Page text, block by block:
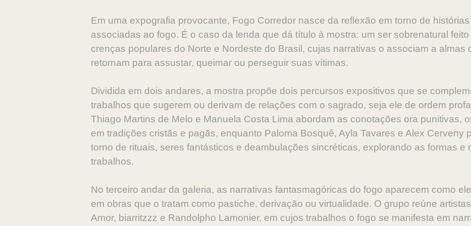
Em uma expografia provocante, Fogo Corredor nasce da reflexão em torno de
associadas ao fogo. É o caso da lenda que dá título à mostra: um ser sobrenatural
crenças populares do Norte e Nordeste do Brasil, cujas narrativas o associam a almas
retornam para assustar, queimar ou perseguir suas vítimas.
Dividida em dois andares, a mostra propõe dois percursos expositivos que se
trabalhos que sugerem ou derivam de relações com o sagrado, seja ele de ordem
Thiago Martins de Melo e Manuela Costa Lima abordam as conotações ora punitivas,
em tradições cristãs e pagãs, enquanto Paloma Bosquê, Ayla Tavares e Alex Cerveny
torno de rituais, seres fantásticos e deambulações sincréticas, explorando as formas e
trabalhos.
No terceiro andar da galeria, as narrativas fantasmagóricas do fogo aparecem como
em obras que o tratam como pastiche, derivação ou virtualidade. O grupo reúne
Amor, biarritzzz e Randolpho Lamonier, em cujos trabalhos o fogo se manifesta em